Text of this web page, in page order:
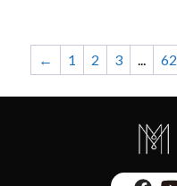
← 1 2 3 ... 62